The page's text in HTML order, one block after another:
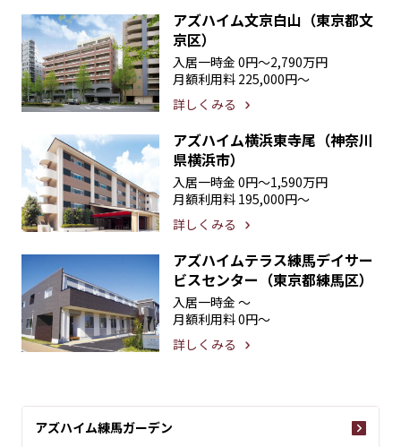
アズハイム練馬ガーデン
アズハイム文京白山（東京都文
京区）
入居一時金 0円〜2,790万円
月額利用料 225,000円〜
詳しくみる
アズハイム横浜東寺尾（神奈川
県横浜市）
入居一時金 0円〜1,590万円
月額利用料 195,000円〜
詳しくみる
アズハイムテラス練馬デイサー
ビスセンター（東京都練馬区）
入居一時金 〜
月額利用料0円〜
詳しくみる